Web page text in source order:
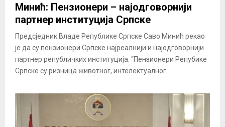
Минић: Пензионери – најодговорнији
партнер институција Српске
Предсједник Владе Републике Српске Саво Минић рекао
је да су пензионери Српске најреалнији и најодговорнији
партнер републичких институција. “Пензионери Репубике
Српске су ризница животног, интелектуалног...